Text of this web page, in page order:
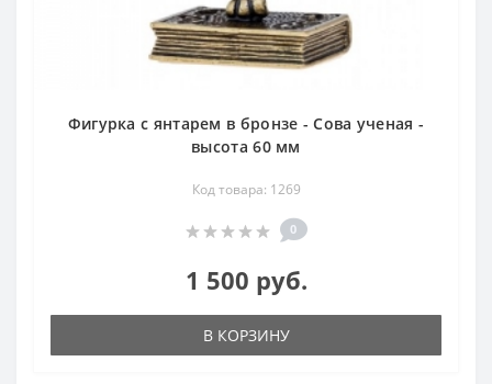
Фигурка с янтарем в бронзе - Сова ученая -
высота 60 мм
Код товара: 1269
0
1 500 руб.
В КОРЗИНУ